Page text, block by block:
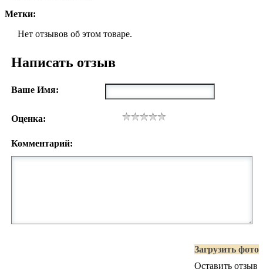
Метки:
Нет отзывов об этом товаре.
Написать отзыв
Ваше Имя:
Оценка:
Комментарий:
Загрузить фото
Оставить отзыв